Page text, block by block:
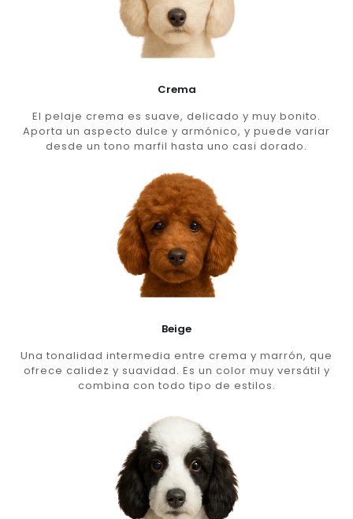
Crema
El pelaje crema es suave, delicado y muy bonito.
Aporta un aspecto dulce y armónico, y puede variar
desde un tono marfil hasta uno casi dorado.
Beige
Una tonalidad intermedia entre crema y marrón, que
ofrece calidez y suavidad. Es un color muy versátil y
combina con todo tipo de estilos.